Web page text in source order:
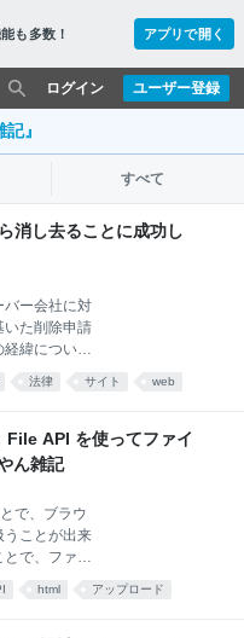
も多数！ アプリで開く
ユーザー登録
ログイン
』
すべて
消し去ることに成功し
バー会社に対
いた削除申請
緯について
で
が、自動で記
示や名誉棄
ています
いうのを行
ート担当の
責任制限法関
置手続を行う
じです。 著作
法律 サイト web
API を使ってファイ
ん雑記
で、ブラウ
うことが出来
とで、ファイ
合わせるこ
html アップロード